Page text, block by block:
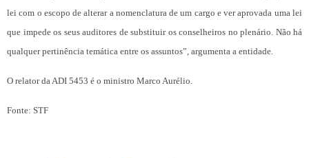
lei com o escopo de alterar a nomenclatura de um cargo e ver aprovada uma lei
que impede os seus auditores de substituir os conselheiros no plenário. Não há
qualquer pertinência temática entre os assuntos”, argumenta a entidade.
O relator da ADI 5453 é o ministro Marco Aurélio.
Fonte: STF